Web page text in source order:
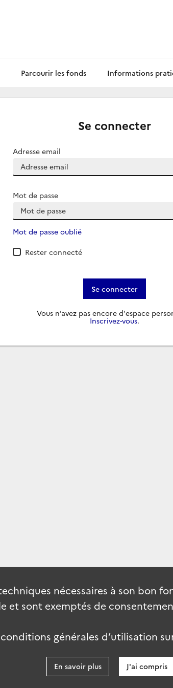
Parcourir les fonds Informations
Se connecter
Adresse email
Mot de passe
Mot de passe oublié
Rester connecté
Se connecter
Vous n’avez pas encore d'espace
Inscrivez-vous.
nécessaires à son bon
et sont exemptés de
générales d’utilisation
En savoir plus J'ai compris